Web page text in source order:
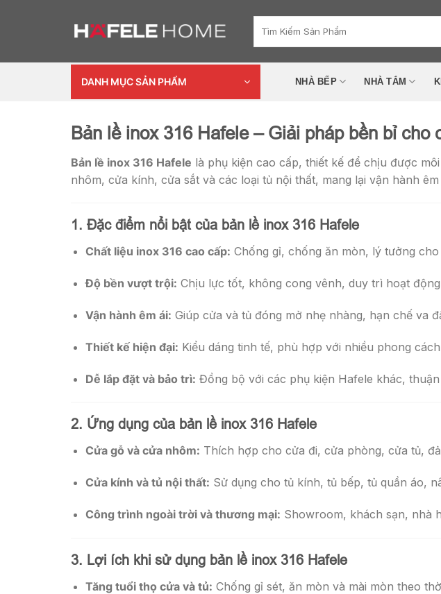
kiếm:
DANH MỤC SẢN PHẨM NHÀ BẾP NHÀ TẮM
Bản lề inox 316 Hafele – Giải pháp bền bỉ cho
Bản lề inox 316 Hafele là phụ kiện cao cấp, thiết kế để chịu được
nhôm, cửa kính, cửa sắt và các loại tủ nội thất, mang lại vận hành
1. Đặc điểm nổi bật của bản lề inox 316 Hafele
Chất liệu inox 316 cao cấp: Chống gỉ, chống ăn mòn, lý tưởng
Độ bền vượt trội: Chịu lực tốt, không cong vênh, duy trì hoạt
Vận hành êm ái: Giúp cửa và tủ đóng mở nhẹ nhàng, hạn chế va
Thiết kế hiện đại: Kiểu dáng tinh tế, phù hợp với nhiều phong
Dễ lắp đặt và bảo trì: Đồng bộ với các phụ kiện Hafele khác,
2. Ứng dụng của bản lề inox 316 Hafele
Cửa gỗ và cửa nhôm: Thích hợp cho cửa đi, cửa phòng, cửa tủ,
Cửa kính và tủ nội thất: Sử dụng cho tủ kính, tủ bếp, tủ quần áo,
Công trình ngoài trời và thương mại: Showroom, khách sạn, nhà
3. Lợi ích khi sử dụng bản lề inox 316 Hafele
Tăng tuổi thọ cửa và tủ: Chống gỉ sét, ăn mòn và mài mòn theo